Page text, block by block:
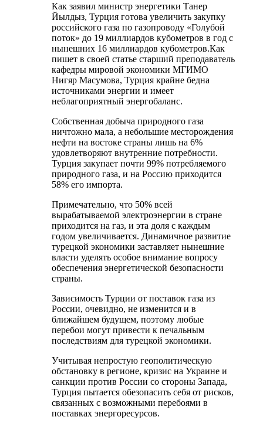
Как заявил министр энергетики Танер
Йылдыз, Турция готова увеличить закупку
российского газа по газопроводу «Голубой
поток» до 19 миллиардов кубометров в год с
нынешних 16 миллиардов кубометров.Как
пишет в своей статье старший преподаватель
кафедры мировой экономики МГИМО
Нигяр Масумова, Турция крайне бедна
источниками энергии и имеет
неблагоприятный энергобаланс.
Собственная добыча природного газа
ничтожно мала, а небольшие месторождения
нефти на востоке страны лишь на 6%
удовлетворяют внутренние потребности.
Турция закупает почти 99% потребляемого
природного газа, и на Россию приходится
58% его импорта.
Примечательно, что 50% всей
вырабатываемой электроэнергии в стране
приходится на газ, и эта доля с каждым
годом увеличивается. Динамичное развитие
турецкой экономики заставляет нынешние
власти уделять особое внимание вопросу
обеспечения энергетической безопасности
страны.
Зависимость Турции от поставок газа из
России, очевидно, не изменится и в
ближайшем будущем, поэтому любые
перебои могут привести к печальным
последствиям для турецкой экономики.
Учитывая непростую геополитическую
обстановку в регионе, кризис на Украине и
санкции против России со стороны Запада,
Турция пытается обезопасить себя от рисков,
связанных с возможными перебоями в
поставках энергоресурсов.